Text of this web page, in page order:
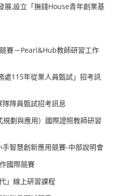
展,設立「撫錢House青年創業基
賽－Pearl&Hub教師研習工作
處115年從業人員甄試」招考訊
隊員甄試招考訊息
劃與應用）國際證照教師研習
智慧創新應用競賽-中部說明會
國際競賽
」線上研習課程